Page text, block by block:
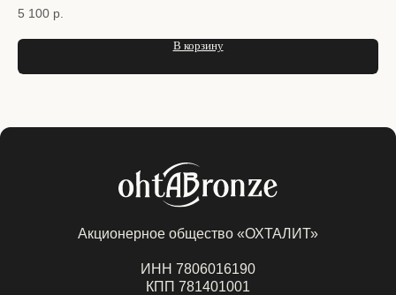
5 100 р.
В корзину
Акционерное общество «ОХТАЛИТ»
ИНН 7806016190
КПП 781401001